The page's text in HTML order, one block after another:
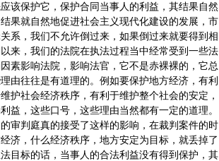
该保护它，保护合同当事人的利益，其结果自然
果就自然地促进社会主义现代化建设的发展，市
系，我们不允许倒过来，如果倒过来就要得到相
来，我们的法院在执法过程当中经常受到一些法
素影响法院，影响法官，它不是赤裸裸的，它总
由往往是有道理的。例如要保护地方经济，有利
护社会经济秩序，有利于维护整个社会的安定，
益，这些口号，这些理由当然都有一定的道理。
审判庭真的接受了这样的影响，在裁判案件的时
济，什么经济秩序，地方安定为目标，就丢掉了
目标的话，当事人的合法利益没有得到保护，其